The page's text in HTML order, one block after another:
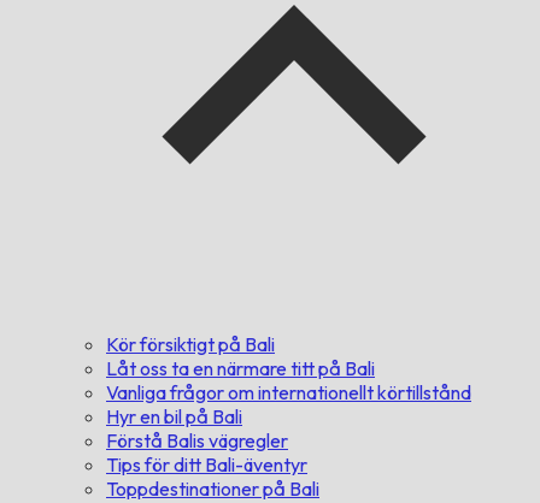
Kör försiktigt på Bali
Låt oss ta en närmare titt på Bali
Vanliga frågor om internationellt körtillstånd
Hyr en bil på Bali
Förstå Balis vägregler
Tips för ditt Bali-äventyr
Toppdestinationer på Bali